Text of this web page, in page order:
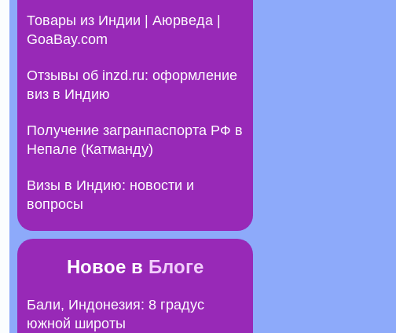
Товары из Индии | Аюрведа |
GoaBay.com
Отзывы об inzd.ru: оформление
виз в Индию
Получение загранпаспорта РФ в
Непале (Катманду)
Визы в Индию: новости и
вопросы
Новое в Блоге
Бали, Индонезия: 8 градус
южной широты